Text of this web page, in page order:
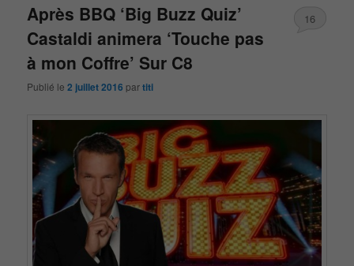
Après BBQ ‘Big Buzz Quiz’
Castaldi animera ‘Touche pas
à mon Coffre’ Sur C8
Publié le2 juillet 2016 partiti
16